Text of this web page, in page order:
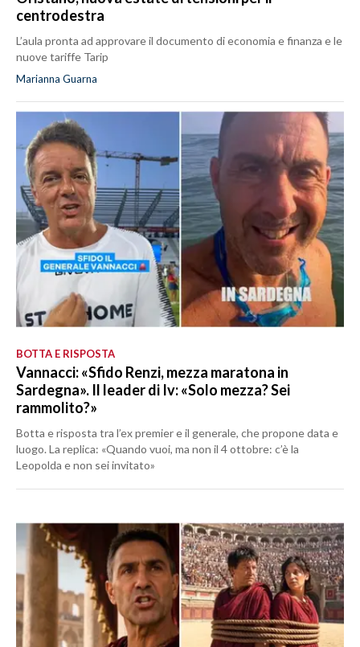
centrodestra
L’aula pronta ad approvare il documento di economia e finanza e le
nuove tariffe Tarip
Marianna Guarna
BOTTA E RISPOSTA
Vannacci: «Sfido Renzi, mezza maratona in
Sardegna». Il leader di Iv: «Solo mezza? Sei
rammolito?»
Botta e risposta tra l’ex premier e il generale, che propone data e
luogo. La replica: «Quando vuoi, ma non il 4 ottobre: c’è la
Leopolda e non sei invitato»